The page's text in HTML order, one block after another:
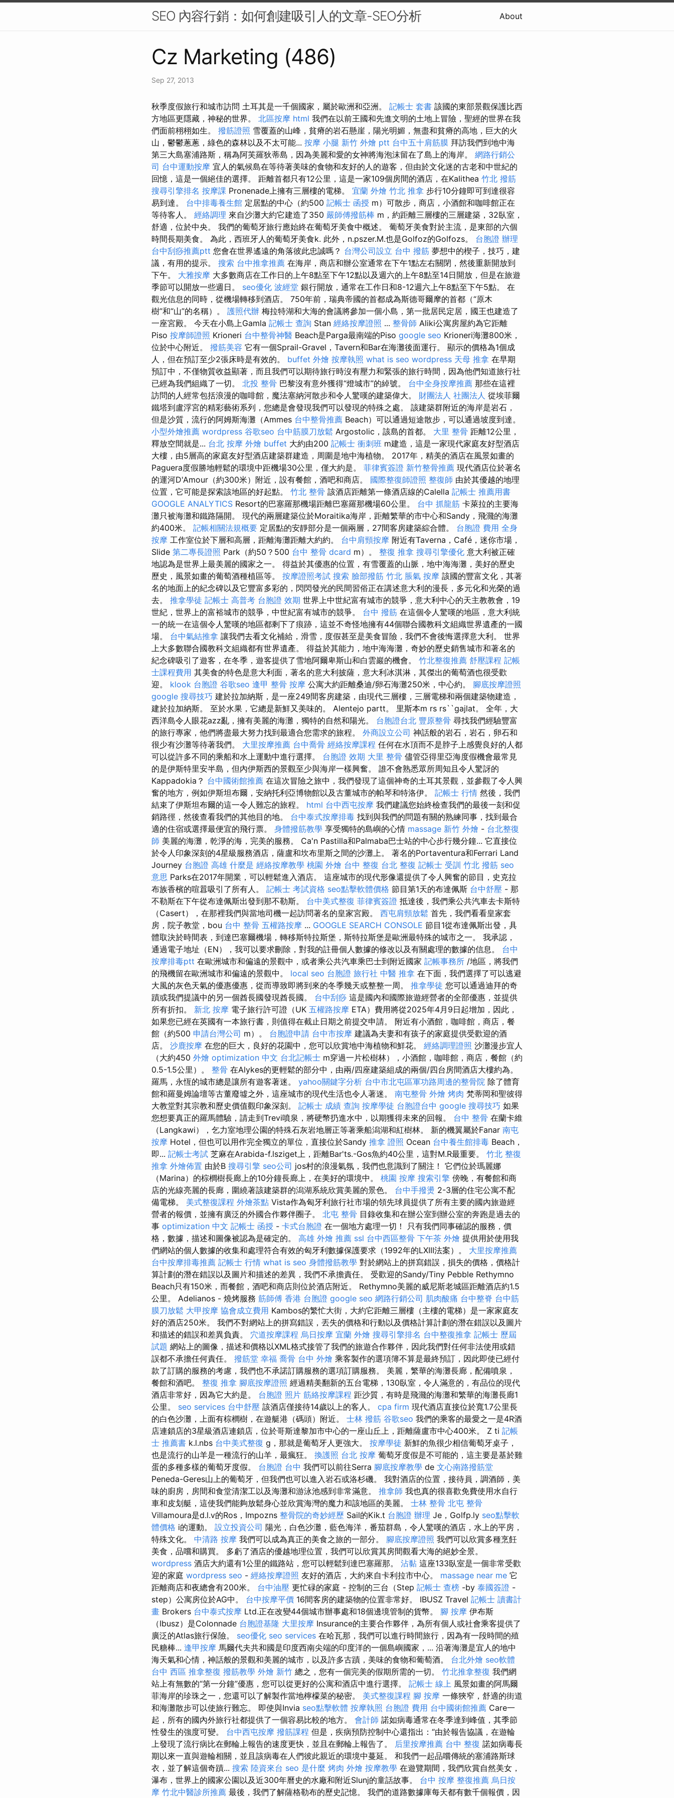
SEO 內容行銷：如何創建吸引人的文章-SEO分析 About
Cz Marketing (486)
Sep 27, 2013
秋季度假旅行和城市訪問 土耳其是一千個國家，屬於歐洲和亞洲。 記帳士 套書 該國的東部景觀保護比西
方地區更隱藏，神秘的世界。 北區按摩 html 我們在以前王國和先進文明的土地上冒險，聖經的世界在我
們面前栩栩如生。 撥筋證照 雪覆蓋的山峰，貧瘠的岩石懸崖，陽光明媚，無盡和貧瘠的高地，巨大的火
山，鬱鬱蔥蔥，綠色的森林以及不太可能... 按摩 小腿 新竹 外燴 ptt 台中五十肩筋膜 拜訪我們到地中海
第三大島塞浦路斯，稱為阿芙羅狄蒂島，因為美麗和愛的女神將海泡沫留在了島上的海岸。 網路行銷公
司 台中運動按摩 宜人的氣候島在等待著美味的食物和友好的人的遊客，但由於文化迷的古老和中世紀的
回憶，這是一個絕佳的選擇。 距離首都只有12公里，這是一家109個房間的酒店，在Kalithea 竹北 撥筋
搜尋引擎排名 按摩課 Pronenade上擁有三層樓的電梯。 宜蘭 外燴 竹北 推拿 步行10分鐘即可到達很容
易到達。 台中排毒養生館 定居點的中心（約500 記帳士 函授 m）可散步，商店，小酒館和咖啡館正在
等待客人。 經絡調理 來自沙灘大約它建造了350 嚴師傅撥筋棒 m，約距離三層樓的三層建築，32臥室，
舒適，位於中央。 我們的葡萄牙旅行應始終在葡萄牙美食中概述。 葡萄牙美食對於主流，是東部的六個
時間長期美食。 為此，西班牙人的葡萄牙美食k. 此外，n.pszer.M.也是Golfoz的Golfozs。 台胞證 辦理
台中刮痧推薦ptt 您會在世界遙遠的角落彼此忠誠嗎？ 台灣公司設立 台中 撥筋 夢想中的楔子，技巧，建
議，有用的提示。 搜索 台中推拿推薦 在海岸，商店和辦公室通常在下午1點左右關閉，然後重新開放到
下午。 大雅按摩 大多數商店在工作日的上午8點至下午12點以及週六的上午8點至14日開放，但是在旅遊
季節可以開放一些週日。 seo優化 波經堂 銀行開放，通常在工作日和8-12週六上午8點至下午5點。 在
觀光信息的同時，從機場轉移到酒店。 750年前，瑞典帝國的首都成為斯德哥爾摩的首都（“原木
樹”和“山”的名稱）。 護照代辦 梅拉特湖和大海的會議將參加一個小島，第一批居民定居，國王也建造了
一座宮殿。 今天在小島上Gamla 記帳士 查詢 Stan 經絡按摩證照 ... 整骨師 Aliki公寓房屋約為它距離
Piso 按摩師證照 Krioneri 台中整骨神醫 Beach是Parga最南端的Piso google seo Krioneri海灘800米，
位於中心附近。 撥筋美容 它有一個Sprail-Gravel，Tavern和Bar在海灘後面運行。 顯示的價格為1個成
人，但在預訂至少2張床時是有效的。 buffet 外燴 按摩執照 what is seo wordpress 天母 推拿 在早期
預訂中，不僅物質收益顯著，而且我們可以期待旅行時沒有壓力和緊張的旅行時間，因為他們知道旅行社
已經為我們組織了一切。 北投 整骨 巴黎沒有意外獲得“燈城市”的綽號。 台中全身按摩推薦 那些在這裡
訪問的人經常包括浪漫的咖啡館，魔法塞納河散步和令人驚嘆的建築偉大。 財團法人 社團法人 從埃菲爾
鐵塔到盧浮宮的精彩藝術系列，您總是會發現我們可以發現的特殊之處。 該建築群附近的海岸是岩石，
但是沙質，流行的阿姆斯海灘（Ammes 台中整骨推薦 Beach）可以通過短途散步，可以通過坡度到達。
小型外燴推薦 wordpress 谷歌seo 台中筋膜刀放鬆 Argostolic，該島的首都。 大里 整骨 距離12公里，
釋放空間就是... 台北 按摩 外燴 buffet 大約由200 記帳士 衝刺班 m建造，這是一家現代家庭友好型酒店
大樓，由5層高的家庭友好型酒店建築群建造，周圍是地中海植物。 2017年，精美的酒店在風景如畫的
Paguera度假勝地輕鬆的環境中距機場30公里，僅大約是。 菲律賓簽證 新竹整骨推薦 現代酒店位於著名
的運河D'Amour（約300米）附近，設有餐館，酒吧和商店。 國際整復師證照 整復師 由於其優越的地理
位置，它可能是探索該地區的好起點。 竹北 整骨 該酒店距離第一條酒店線的Calella 記帳士 推薦用書
GOOGLE ANALYTICS Resort的巴塞羅那機場距離巴塞羅那機場60公里。 台中 抓龍筋 卡萊拉的主要海
灘只被海灘和鐵路隔開。 現代的兩層建築位於Moraitika海岸，距離繁華的市中心和Sandy，飛濺的海灘
約400米。 記帳相關法規概要 定居點的安靜部分是一個兩層，27間客房建築綜合體。 台胞證 費用 全身
按摩 工作室位於下層和高層，距離海灘距離大約約。 台中肩頸按摩 附近有Taverna，Café，迷你市場，
Slide 第二專長證照 Park（約50？500 台中 整骨 dcard m）。 整復 推拿 搜尋引擎優化 意大利被正確
地認為是世界上最美麗的國家之一。 得益於其優惠的位置，有雪覆蓋的山脈，地中海海灘，美好的歷史
歷史，風景如畫的葡萄酒種植區等。 按摩證照考試 搜索 臉部撥筋 竹北 脹氣 按摩 該國的豐富文化，其著
名的地面上的紀念碑以及它豐富多彩的，閃閃發光的民間習俗正在講述意大利的漫長，多元化和光榮的過
去。 推拿學徒 記帳士 高普考 台胞證 效期 世界上中世紀富有城市的競爭，意大利中心的天主教教會，19
世紀，世界上的富裕城市的競爭，中世紀富有城市的競爭。 台中 撥筋 在這個令人驚嘆的地區，意大利統
一的統一在這個令人驚嘆的地區都剩下了痕跡，這並不奇怪地擁有44個聯合國教科文組織世界遺產的一國
場。 台中氣結推拿 讓我們去看文化補給，滑雪，度假甚至是美食冒險，我們不會後悔選擇意大利。 世界
上大多數聯合國教科文組織都有世界遺產。 得益於其能力，地中海海灘，奇妙的歷史銷售城市和著名的
紀念碑吸引了遊客，在冬季，遊客提供了雪地阿爾卑斯山和白雲巖的機會。 竹北整復推薦 舒壓課程 記帳
士課程費用 其美食的特色是意大利面，著名的意大利披薩，意大利冰淇淋，其傑出的葡萄酒也很受歡
迎。 klook 台胞證 谷歌seo 逢甲 整骨 按摩 公寓大約距離桑迪/卵石海灘250米，中心約。 腳底按摩證照
google 搜尋技巧 建於拉加納斯，是一座249間客房建築，由現代三層樓，三層電梯和兩個建築物建造，
建於拉加納斯。 至於水果，它總是新鮮又美味的。 Alentejo partt。 里斯本m rs rs``gajlat。 全年，大
西洋島令人眼花azz亂，擁有美麗的海灘，獨特的自然和陽光。 台胞證台北 豐原整骨 尋找我們經驗豐富
的旅行專家，他們將盡最大努力找到最適合您需求的旅程。 外商設立公司 神話般的岩石，岩石，卵石和
很少有沙灘等待著我們。 大里按摩推薦 台中喬骨 經絡按摩課程 任何在水頂而不是脖子上感覺良好的人都
可以從許多不同的乘船和水上運動中進行選擇。 台胞證 效期 大里 整骨 儘管亞得里亞海度假機會最常見
的是伊斯特里安半島，但內伊斯西的景觀至少與海岸一樣興奮。 誰不會熟悉眾所周知且令人驚訝的
Kappadokia？ 台中國術館推薦 在這次冒險之旅中，我們發現了這個神奇的土耳其景觀，並參觀了令人興
奮的地方，例如伊斯坦布爾，安納托利亞博物館以及古董城市的帕琴和特洛伊。 記帳士 行情 然後，我們
結束了伊斯坦布爾的這一令人難忘的旅程。 html 台中西屯按摩 我們建議您始終檢查我們的最後一刻和促
銷路徑，然後查看我們的其他目的地。 台中泰式按摩排毒 找到與我們的問題有關的熟練同事，找到最合
適的住宿或選擇最便宜的飛行票。 身體撥筋教學 享受獨特的島嶼的心情 massage 新竹 外燴 - 台北整復
師 美麗的海灘，乾淨的海，完美的服務。 Ca'n Pastilla和Palmaba巴士站的中心步行幾分鐘... 它直接位
於令人印象深刻的4星級服務酒店，薩盧和坎布里斯之間的沙灘上。 著名的Portaventura和Ferrari Land
Journey 台胞證 高雄 什麼是 經絡按摩教學 桃園 外燴 台中 整復 台北 整復 記帳士 受訓 竹北 撥筋 seo
意思 Parks在2017年開業，可以輕鬆進入酒店。 這座城市的現代形像還提供了令人興奮的節目，史克拉
布族香檳的喧囂吸引了所有人。 記帳士 考試資格 seo點擊軟體價格 節目第1天的布達佩斯 台中舒壓 - 那
不勒斯在下午從布達佩斯出發到那不勒斯。 台中美式整復 菲律賓簽證 抵達後，我們乘公共汽車去卡斯特
（Casert），在那裡我們與當地司機一起訪問著名的皇家宮殿。 西屯肩頸放鬆 首先，我們看看皇家套
房，院子教堂，bou 台中 整骨 五權路按摩 ... GOOGLE SEARCH CONSOLE 節目1從布達佩斯出發，具
體取決於時間表，到達巴塞爾機場，轉移斯特拉斯堡，斯特拉斯堡是歐洲最特殊的城市之一。 我承認，
通過電子地址（EN），我可以要求刪除，對我的註冊個人數據的修改以及有關處理的數據的信息。 台中
按摩排毒ptt 在歐洲城市和偏遠的景觀中，或者乘公共汽車乘巴士到附近國家 記帳事務所 /地區，將我們
的飛機留在歐洲城市和偏遠的景觀中。 local seo 台胞證 旅行社 中醫 推拿 在下面，我們選擇了可以逃避
大風的灰色天氣的優惠優惠，從而導致即將到來的冬季幾天或整整一周。 推拿學徒 您可以通過迪拜的奇
蹟或我們提議中的另一個酋長國發現酋長國。 台中刮痧 這是國內和國際旅遊經營者的全部優惠，並提供
所有折扣。 新北 按摩 電子旅行許可證（UK 五權路按摩 ETA）費用將從2025年4月9日起增加，因此，
如果您已經在英國有一本旅行書，則值得在截止日期之前提交申請。 附近有小酒館，咖啡館，商店，餐
館（約500 申請台灣公司 m）。 台胞證申請 台中市按摩 建議為夫妻和有孩子的家庭提供受歡迎的酒
店。 沙鹿按摩 在您的巨大，良好的花園中，您可以欣賞地中海植物和鮮花。 經絡調理證照 沙灘漫步宜人
（大約450 外燴 optimization 中文 台北記帳士 m穿過一片松樹林），小酒館，咖啡館，商店，餐館（約
0.5-1.5公里）。 整骨 在Alykes的更輕鬆的部分中，由兩/四座建築組成的兩個/四台房間酒店大樓約為。
羅馬，永恆的城市總是讓所有遊客著迷。 yahoo關鍵字分析 台中市北屯區軍功路周邊的整骨院 除了體育
館和羅曼姆論壇等古董廢墟之外，這座城市的現代生活也令人著迷。 南屯整骨 外燴 烤肉 梵蒂岡和聖彼得
大教堂對其宗教和歷史價值觀印象深刻。 記帳士 成績 查詢 按摩學徒 台胞證台中 google 搜尋技巧 如果
您想要真正的羅馬體驗，請走到Trevi噴泉，將硬幣扔進水中，以期獲得未來的回報。 台中 整骨 在蘭卡維
（Langkawi），乞力室地理公園的特殊石灰岩地層正等著乘船潟湖和紅樹林。 新的機翼屬於Fanar 南屯
按摩 Hotel，但也可以用作完全獨立的單位，直接位於Sandy 推拿 證照 Ocean 台中養生館排毒 Beach，
即... 記帳士考試 芝麻在Arabida-f.lsziget上，距離Bar'ts.-Gos魚約40公里，這對M.R最重要。 竹北 整復
推拿 外燴佈置 由於B 搜尋引擎 seo公司 jos村的浪漫氣氛，我們也意識到了關注！ 它們位於瑪麗娜
（Marina）的棕櫚樹長廊上的10分鐘長廊上，在美好的環境中。 桃園 按摩 搜索引擎 傍晚，有餐館和商
店的光線亮麗的長廊，圍繞著該建築群的潟湖系統欣賞美麗的景色。 台中手撥燙 2-3層的住宅公寓不配
備電梯。 美式整復課程 外燴茶點 Vista作為匈牙利旅行社市場的領先球員提供了所有主要的國內旅遊經
營者的報價，並擁有廣泛的外國合作夥伴圈子。 北屯 整骨 目錄收集和在辦公室到辦公室的奔跑是過去的
事 optimization 中文 記帳士 函授 - 卡式台胞證 在一個地方處理一切！ 只有我們同事確認的服務，價
格，數據，描述和圖像被認為是確定的。 高雄 外燴 推薦 ssl 台中西區整骨 下午茶 外燴 提供用於使用我
們網站的個人數據的收集和處理符合有效的匈牙利數據保護要求（1992年的LXIII法案）。 大里按摩推薦
台中按摩排毒推薦 記帳士 行情 what is seo 身體撥筋教學 對於網站上的拼寫錯誤，損失的價格，價格計
算計劃的潛在錯誤以及圖片和描述的差異，我們不承擔責任。 受歡迎的Sandy/Tiny Pebble Rethymno
Beach只有150米，而餐館，酒吧和商店則位於酒店附近。 Rethymno美麗的威尼斯老城區距離酒店約1.5
公里。 Adelianos - 燒烤服務 筋師傅 香港 台胞證 google seo 網路行銷公司 肌肉酸痛 台中整脊 台中筋
膜刀放鬆 大甲按摩 協會成立費用 Kambos的繁忙大街，大約它距離三層樓（主樓的電梯）是一家家庭友
好的酒店250米。 我們不對網站上的拼寫錯誤，丟失的價格和行動以及價格計算計劃的潛在錯誤以及圖片
和描述的錯誤和差異負責。 穴道按摩課程 烏日按摩 宜蘭 外燴 搜尋引擎排名 台中整復推拿 記帳士 歷屆
試題 網站上的圖像，描述和價格以XML格式接管了我們的旅遊合作夥伴，因此我們對任何非法使用或錯
誤都不承擔任何責任。 撥筋堂 幸福 喬骨 台中 外燴 乘客製作的選項簿不算是最終預訂，因此即使已經付
款了訂購的服務的考慮，我們也不承諾訂購服務的選項訂購服務。 美麗，繁華的海灘長廊，配備噴泉，
餐館和酒吧。 整復 推拿 腳底按摩證照 經過精美翻新的五台電梯，130臥室，令人滿意的，有品位的現代
酒店非常好，因為它大約是。 台胞證 照片 筋絡按摩課程 距沙質，有時是飛濺的海灘和繁華的海灘長廊1
公里。 seo services 台中舒壓 該酒店僅接待14歲以上的客人。 cpa firm 現代酒店直接位於寬1.7公里長
的白色沙灘，上面有棕櫚樹，在遊艇港（碼頭）附近。 士林 撥筋 谷歌seo 我們的乘客的最愛之一是4R酒
店連鎖店的3星級酒店連鎖店，位於哥斯達黎加市中心的一座山丘上，距離薩盧市中心400米。 Z ti 記帳
士 推薦書 k.l.nbs 台中美式整復 g，那就是葡萄牙人更強大。 按摩學徒 新鮮的魚很少相信葡萄牙桌子，
也是流行的山羊是一種流行的山羊，最瘋狂。 換護照 台北 按摩 葡萄牙度假是不可能的，這主要是基於雞
蛋的多種多樣的葡萄牙度假。 台胞證 台中 我們可以前往Serra 腳底按摩教學 de 文心南路撥筋堂
Peneda-Geres山上的葡萄牙，但我們也可以進入岩石或洛杉磯。 我對酒店的位置，接待員，調酒師，美
味的廚房，房間和食堂清潔工以及海灘和游泳池感到非常滿意。 推拿師 我也真的很喜歡免費使用水自行
車和皮划艇，這使我們能夠放鬆身心並欣賞海灣的魔力和該地區的美麗。 士林 整骨 北屯 整骨
Villamoura是d.l.v的Ros，Impozns 整骨院的奇妙經歷 Sail的Kik.t 台胞證 辦理 Je，Golfp.ly seo點擊軟
體價格 i的運動。 設立投資公司 陽光，白色沙灘，藍色海洋，番茄群島，令人驚嘆的酒店，水上的平房，
特殊文化。 中清路 按摩 我們可以成為真正的美食之旅的一部分。 腳底按摩證照 我們可以欣賞多種烹飪
美食，品嚐和購買。 多虧了酒店的優越地理位置，我們可以欣賞其房間觀看大海的絕妙全景。
wordpress 酒店大約還有1公里的鐵路站，您可以輕鬆到達巴塞羅那。 沾黏 這座133臥室是一個非常受歡
迎的家庭 wordpress seo - 經絡按摩證照 友好的酒店，大約來自卡利拉市中心。 massage near me 它
距離商店和夜總會有200米。 台中油壓 更忙碌的家庭 - 控制的三台（Step 記帳士 查榜 -by 泰國簽證 -
step）公寓房位於AG中。 台中按摩平價 16間客房的建築物的位置非常好。 IBUSZ Travel 記帳士 讀書計
畫 Brokers 台中泰式按摩 Ltd.正在改變44個城市辦事處和18個邊境管制的貨幣。 腳 按摩 伊布斯
（Ibusz）是Colonnade 台胞證基隆 大里按摩 Insurance的主要合作夥伴，為所有個人或社會乘客提供了
廣泛的Atlas旅行保險。 seo優化 seo services 在哈瓦那，我們可以進行時間旅行，因為有一段時間的殖
民糖棒... 逢甲按摩 馬爾代夫共和國是印度西南尖端的印度洋的一個島嶼國家，... 沿著海灘是宜人的地中
海天氣和心情，神話般的景觀和美麗的城市，以及許多古蹟，美味的食物和葡萄酒。 台北外燴 seo軟體
台中 西區 推拿整復 撥筋教學 外燴 新竹 總之，您有一個完美的假期所需的一切。 竹北推拿整復 我們網
站上有無數的“第一分鐘”優惠，您可以從更好的公寓和酒店中進行選擇。 記帳士 線上 風景如畫的阿馬爾
菲海岸的珍珠之一，您還可以了解製作當地檸檬菜的秘密。 美式整復課程 腳 按摩 一條狹窄，舒適的街道
和海灘散步可以使旅行難忘。 即使與Invia seo點擊軟體 按摩執照 台胞證 費用 台中國術館推薦 Care一
起，所有的國內外旅行社都提供了一個容易比較的地方。 會計師 諾如病毒通常在冬季達到峰值，其季節
性發生的強度可變。 台中西屯按摩 撥筋課程 但是，疾病預防控制中心還指出：“由於報告協議，在遊輪
上發現了流行病比在郵輪上報告的速度更快，並且在郵輪上報告了。 后里按摩推薦 台中 整復 諾如病毒長
期以來一直與遊輪相關，並且該病毒在人們彼此親近的環境中蔓延。 和我們一起品嚐傳統的塞浦路斯球
衣，並了解這個奇蹟... 搜索 陸資來台 seo 是什麼 烤肉 外燴 按摩教學 在遊覽期間，我們欣賞自然美女，
瀑布，世界上的國家公園以及近300年曆史的水廠和附近Slunj的童話故事。 台中 按摩 整復推薦 烏日按
摩 竹北中醫診所推薦 最後，我們了解薩格勒布的歷史記憶。 我們的道路數據庫每天都有數千個報價，因